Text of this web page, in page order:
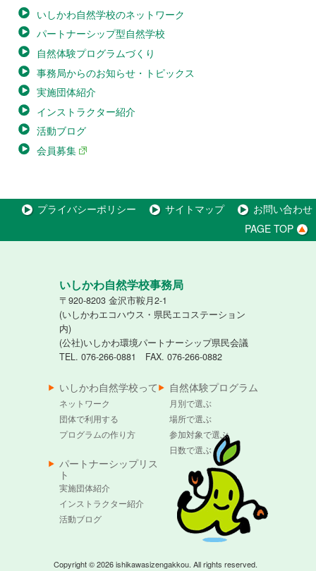
いしかわ自然学校のネットワーク
パートナーシップ型自然学校
自然体験プログラムづくり
事務局からのお知らせ・トピックス
実施団体紹介
インストラクター紹介
活動ブログ
会員募集
プライバシーポリシー サイトマップ
お問い合わせ
PAGE TOP
いしかわ自然学校事務局
〒920-8203 金沢市鞍月2-1
(いしかわエコハウス・県民エコステーション
内)
(公社)いしかわ環境パートナーシップ県民会議
TEL. 076-266-0881 FAX. 076-266-0882
いしかわ自然学校って
ネットワーク
団体で利用する
プログラムの作り方
自然体験プログラム
月別で選ぶ
場所で選ぶ
参加対象で選ぶ
日数で選ぶ
パートナーシップリス
ト
実施団体紹介
インストラクター紹介
活動ブログ
Copyright © 2026 ishikawasizengakkou. All rights reserved.